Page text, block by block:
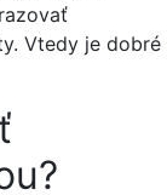
Vtedy je dobré